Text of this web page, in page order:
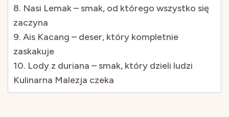
8. Nasi Lemak – smak, od którego wszystko się
zaczyna
9. Ais Kacang – deser, który kompletnie
zaskakuje
10. Lody z duriana – smak, który dzieli ludzi
Kulinarna Malezja czeka